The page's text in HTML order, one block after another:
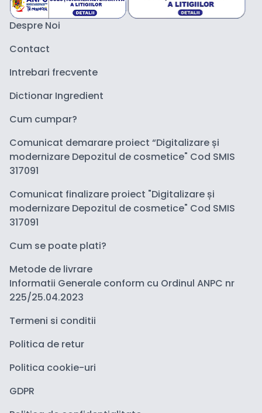
Despre Noi
Contact
Intrebari frecvente
Dictionar Ingredient
Cum cumpar?
Comunicat demarare proiect “Digitalizare și
modernizare Depozitul de cosmetice" Cod SMIS
317091
Comunicat finalizare proiect "Digitalizare și
modernizare Depozitul de cosmetice" Cod SMIS
317091
Cum se poate plati?
Metode de livrare
Informatii Generale conform cu Ordinul ANPC nr
225/25.04.2023
Termeni si conditii
Politica de retur
Politica cookie-uri
GDPR